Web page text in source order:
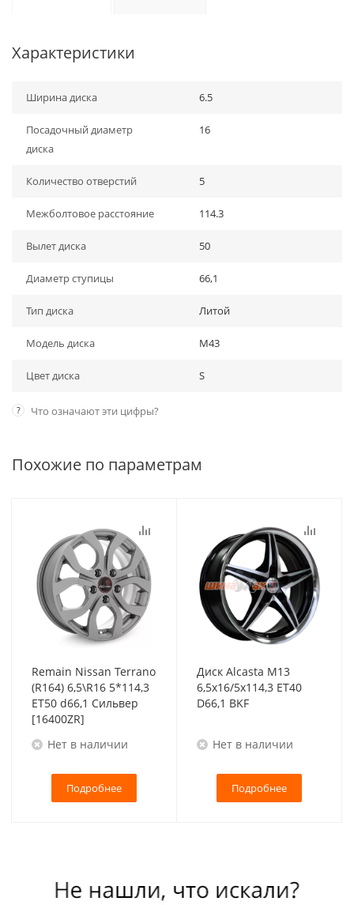
Характеристики
Ширина диска 6.5
Посадочный диаметр
диска
16
Количество отверстий 5
Межболтовое расстояние 114.3
Вылет диска 50
Диаметр ступицы 66,1
Тип диска Литой
Модель диска M43
Цвет диска S
? Что означают эти цифры?
Похожие по параметрам
Remain Nissan Terrano
(R164) 6,5\R16 5*114,3
ET50 d66,1 Сильвер
[16400ZR]
Нет в наличии
Подробнее
Диск Alcasta M13
6,5x16/5x114,3 ET40
D66,1 BKF
Нет в наличии
Подробнее